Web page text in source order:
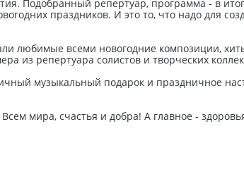
Подобранный репертуар, программа - в
праздников. И это то, что надо для
любимые всеми новогодние композиции,
из репертуара солистов и творческих
музыкальный подарок и праздничное
мира, счастья и добра! А главное -